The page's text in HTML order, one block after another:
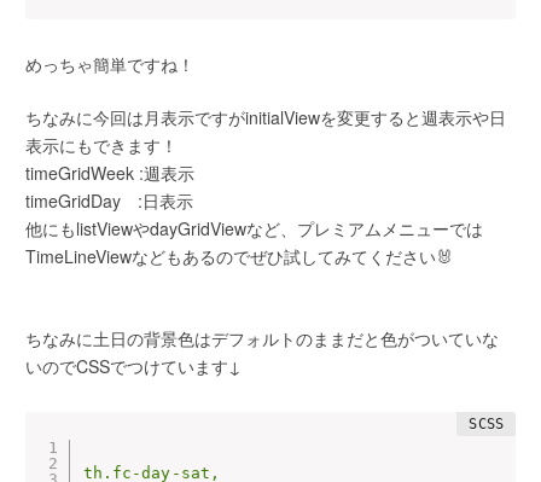
めっちゃ簡単ですね！
ちなみに今回は月表示ですがinitialViewを変更すると週表示や日
表示にもできます！
timeGridWeek :週表示
timeGridDay :日表示
他にもlistViewやdayGridViewなど、プレミアムメニューでは
TimeLineViewなどもあるのでぜひ試してみてください🐰
ちなみに土日の背景色はデフォルトのままだと色がついていな
いのでCSSでつけています↓
th.fc-day-sat,